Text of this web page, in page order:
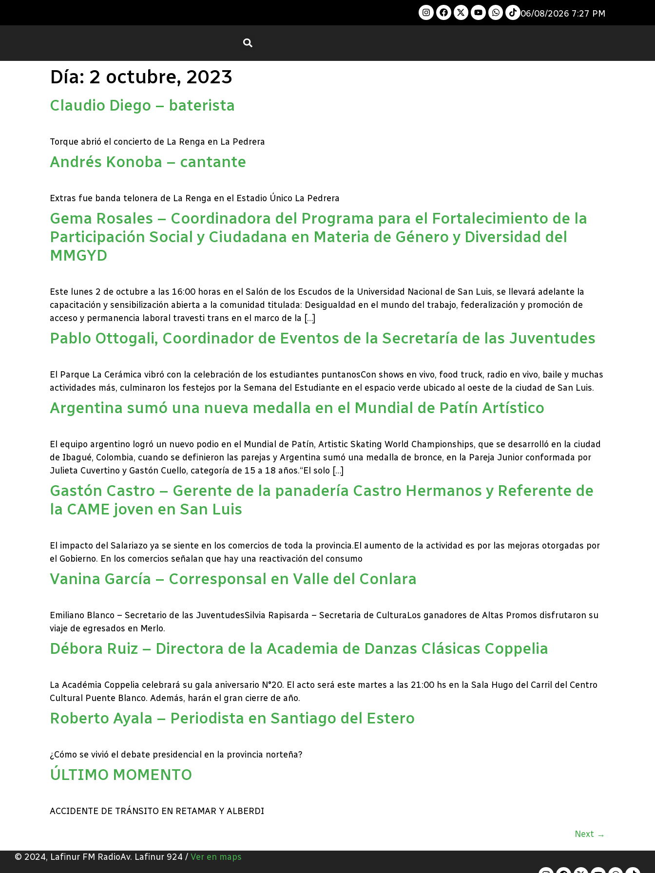
06/08/2026 7:27 PM
Día: 2 octubre, 2023
Claudio Diego – baterista
Torque abrió el concierto de La Renga en La Pedrera
Andrés Konoba – cantante
Extras fue banda telonera de La Renga en el Estadio Único La Pedrera
Gema Rosales – Coordinadora del Programa para el Fortalecimiento de la
Participación Social y Ciudadana en Materia de Género y Diversidad del
MMGYD
Este lunes 2 de octubre a las 16:00 horas en el Salón de los Escudos de la Universidad Nacional de San Luis, se llevará adelante la
capacitación y sensibilización abierta a la comunidad titulada: Desigualdad en el mundo del trabajo, federalización y promoción de
acceso y permanencia laboral travesti trans en el marco de la […]
Pablo Ottogali, Coordinador de Eventos de la Secretaría de las Juventudes
El Parque La Cerámica vibró con la celebración de los estudiantes puntanosCon shows en vivo, food truck, radio en vivo, baile y muchas
actividades más, culminaron los festejos por la Semana del Estudiante en el espacio verde ubicado al oeste de la ciudad de San Luis.
Argentina sumó una nueva medalla en el Mundial de Patín Artístico
El equipo argentino logró un nuevo podio en el Mundial de Patín, Artistic Skating World Championships, que se desarrolló en la ciudad
de Ibagué, Colombia, cuando se definieron las parejas y Argentina sumó una medalla de bronce, en la Pareja Junior conformada por
Julieta Cuvertino y Gastón Cuello, categoría de 15 a 18 años.“El solo […]
Gastón Castro – Gerente de la panadería Castro Hermanos y Referente de
la CAME joven en San Luis
El impacto del Salariazo ya se siente en los comercios de toda la provincia.El aumento de la actividad es por las mejoras otorgadas por
el Gobierno. En los comercios señalan que hay una reactivación del consumo
Vanina García – Corresponsal en Valle del Conlara
Emiliano Blanco – Secretario de las JuventudesSilvia Rapisarda – Secretaria de CulturaLos ganadores de Altas Promos disfrutaron su
viaje de egresados en Merlo.
Débora Ruiz – Directora de la Academia de Danzas Clásicas Coppelia
La Académia Coppelia celebrará su gala aniversario N°20. El acto será este martes a las 21:00 hs en la Sala Hugo del Carril del Centro
Cultural Puente Blanco. Además, harán el gran cierre de año.
Roberto Ayala – Periodista en Santiago del Estero
¿Cómo se vivió el debate presidencial en la provincia norteña?
ÚLTIMO MOMENTO
ACCIDENTE DE TRÁNSITO EN RETAMAR Y ALBERDI
Next →
© 2024, Lafinur FM RadioAv. Lafinur 924 / Ver en maps